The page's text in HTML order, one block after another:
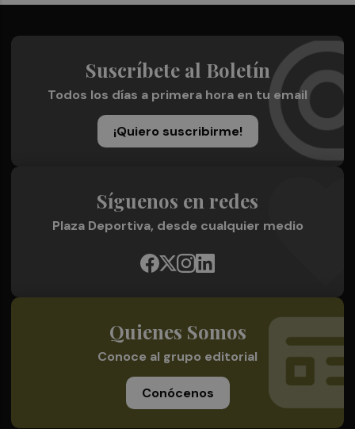
Suscríbete al Boletín
Todos los días a primera hora en tu email
¡Quiero suscribirme!
Síguenos en redes
Plaza Deportiva, desde cualquier medio
Quienes Somos
Conoce al grupo editorial
Conócenos